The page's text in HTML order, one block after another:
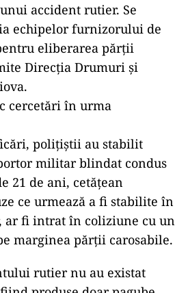
accident rutier. Se
echipelor furnizorului de
eliberarea părții
Direcţia Drumuri şi
cercetări în urma
polițiștii au stabilit
militar blindat condus
21 de ani, cetățean
ce urmează a fi stabilite în
ar fi intrat în coliziune cu un
marginea părții carosabile.
rutier nu au existat